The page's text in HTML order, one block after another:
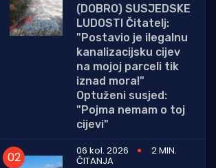
(DOBRO) SUSJEDSKE
LUDOSTI Čitatelj:
"Postavio je ilegalnu
kanalizacijsku cijev
na mojoj parceli tik
iznad mora!"
Optuženi susjed:
"Pojma nemam o toj
cijevi"
06 kol. 2026
2 MIN.
ČITANJA